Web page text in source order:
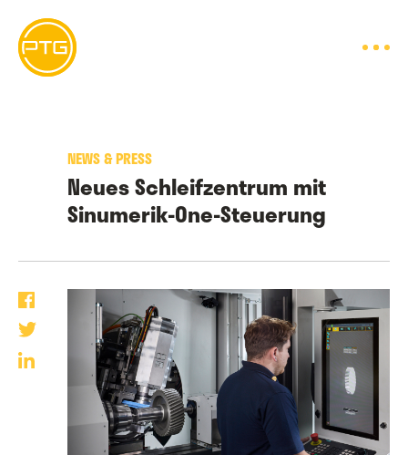
content
NEWS & PRESS
Neues Schleifzentrum mit
Sinumerik-One-Steuerung